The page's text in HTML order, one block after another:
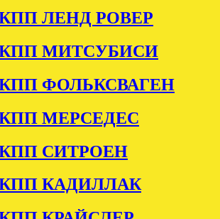
ЛЕНД РОВЕР
МИТСУБИСИ
ФОЛЬКСВАГЕН
МЕРСЕДЕС
СИТРОЕН
КАДИЛЛАК